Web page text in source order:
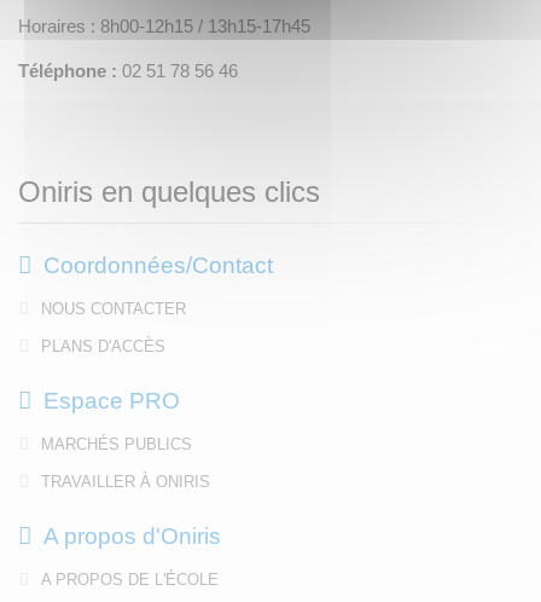
Horaires : 8h00-12h15 / 13h15-17h45
Téléphone : 02 51 78 56 46
Oniris en quelques clics
Coordonnées/Contact
NOUS CONTACTER
PLANS D'ACCÈS
Espace PRO
MARCHÉS PUBLICS
TRAVAILLER À ONIRIS
A propos d'Oniris
A PROPOS DE L'ÉCOLE